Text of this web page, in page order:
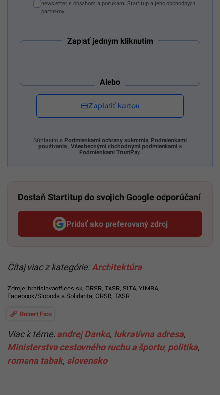
newsletter s obsahom a ponukami Startitup a jeho obchodných
partnerov.
Zaplať jedným kliknutím
Alebo
Zaplatiť kartou
Súhlasím s Podmienkami ochrany súkromia, Podmienkami
používania, Všeobecnými obchodnými podmienkami a
Podmienkami TrustPay.
Dostaň Startitup do svojich Google odporúčaní
Pridať ako preferovaný zdroj
Startitup, odkaz sa otvorí v
Čítaj viac z kategórie:Architektúra
Zdroje: bratislavaoffices.sk, ORSR, TASR, SITA, YIMBA,
Facebook/Sloboda a Solidarita, ORSR, TASR
Robert Fico
Viac k téme:andrej Danko, lukratívna adresa,
Ministerstvo cestovného ruchu a športu, politika,
romana tabak, slovensko